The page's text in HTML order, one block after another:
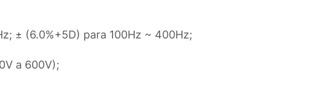
± (6.0%+5D) para 100Hz ~ 400Hz;
a 600V);